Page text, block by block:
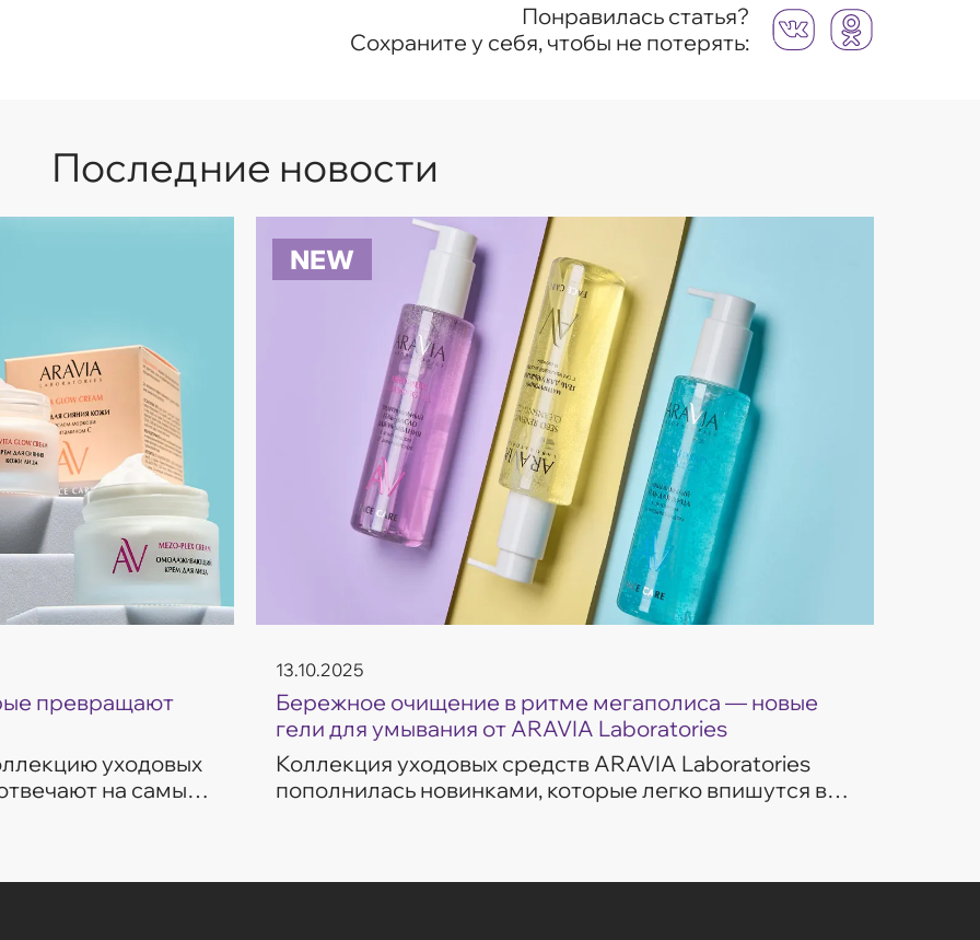
Понравилась статья?
Сохраните у себя, чтобы не потерять:
Последние новости
превращают
уходовых
на самые
NEW
13.10.2025
Бережное очищение в ритме мегаполиса — новые
гели для умывания от ARAVIA Laboratories
Коллекция уходовых средств ARAVIA Laboratories
пополнилась новинками, которые легко впишутся в